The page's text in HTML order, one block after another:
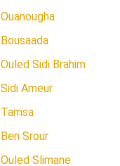
Ouanougha
Bousaada
Ouled Sidi Brahim
Sidi Ameur
Tamsa
Ben Srour
Ouled Slimane